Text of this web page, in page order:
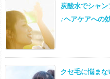
炭酸水でシャン
♪ヘアケアへの
クセ毛に悩ま